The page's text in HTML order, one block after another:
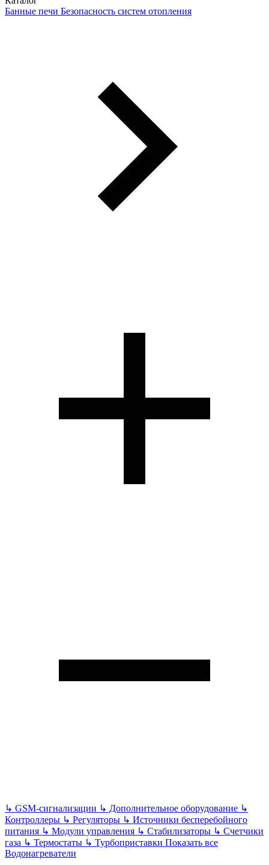
Банные печи Безопасность систем отопления
↳ GSM-сигнализации ↳ Дополнительное оборудование ↳
Контроллеры ↳ Регуляторы ↳ Источники бесперебойного
питания ↳ Модули управления ↳ Стабилизаторы ↳ Счетчики
газа ↳ Термостаты ↳ Турбоприставки Показать все
Водонагреватели